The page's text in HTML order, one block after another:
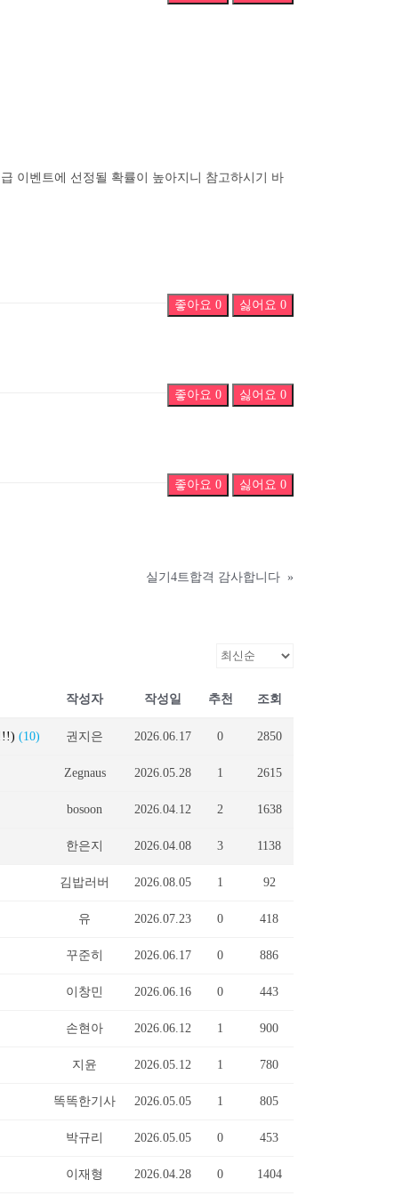
이벤트에 선정될 확률이 높아지니 참고하시기 바
좋아요 0 싫어요 0
좋아요 0 싫어요 0
좋아요 0 싫어요 0
실기4트합격 감사합니다 »
작성자 작성일 추천 조회
(10) 권지은 2026.06.17 0 2850
Zegnaus 2026.05.28 1 2615
bosoon 2026.04.12 2 1638
한은지 2026.04.08 3 1138
김밥러버 2026.08.05 1 92
유 2026.07.23 0 418
꾸준히 2026.06.17 0 886
이창민 2026.06.16 0 443
손현아 2026.06.12 1 900
지윤 2026.05.12 1 780
똑똑한기사 2026.05.05 1 805
박규리 2026.05.05 0 453
이재형 2026.04.28 0 1404